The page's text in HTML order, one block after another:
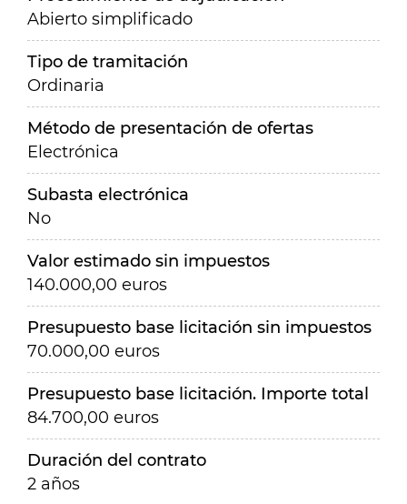
Abierto simplificado
Tipo de tramitación
Ordinaria
Método de presentación de ofertas
Electrónica
Subasta electrónica
No
Valor estimado sin impuestos
140.000,00 euros
Presupuesto base licitación sin impuestos
70.000,00 euros
Presupuesto base licitación. Importe total
84.700,00 euros
Duración del contrato
2 años